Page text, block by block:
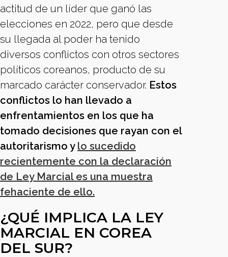
actitud de un líder que ganó las
elecciones en 2022, pero que desde
su llegada al poder ha tenido
diversos conflictos con otros sectores
políticos coreanos, producto de su
marcado carácter conservador. Estos
conflictos lo han llevado a
enfrentamientos en los que ha
tomado decisiones que rayan con el
autoritarismo y lo sucedido
recientemente con la declaración
de Ley Marcial es una muestra
fehaciente de ello.
¿QUÉ IMPLICA LA LEY
MARCIAL EN COREA
DEL SUR?